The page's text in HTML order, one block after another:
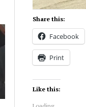
Share this:
Facebook
Print
Like this: